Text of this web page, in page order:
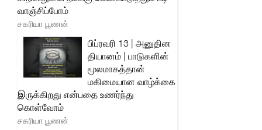
வாஞ்சிப்போம்
சகரியா பூணன்
பிப்ரவரி 13 | அனுதின
தியானம் | பாடுகளின்
மூலமாகத்தான்
மகிமையான வாழ்க்கை
இருக்கிறது என்பதை உணர்ந்து
கொள்வோம்
சகரியா பூணன்